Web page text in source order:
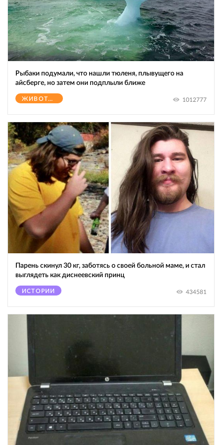
Рыбаки подумали, что нашли тюленя, плывущего на
айсберге, но затем они подплыли ближе
ЖИВОТНЫЕ 1012777
Парень скинул 30 кг, заботясь о своей больной маме, и стал
выглядеть как диснеевский принц
ИСТОРИИ 434581